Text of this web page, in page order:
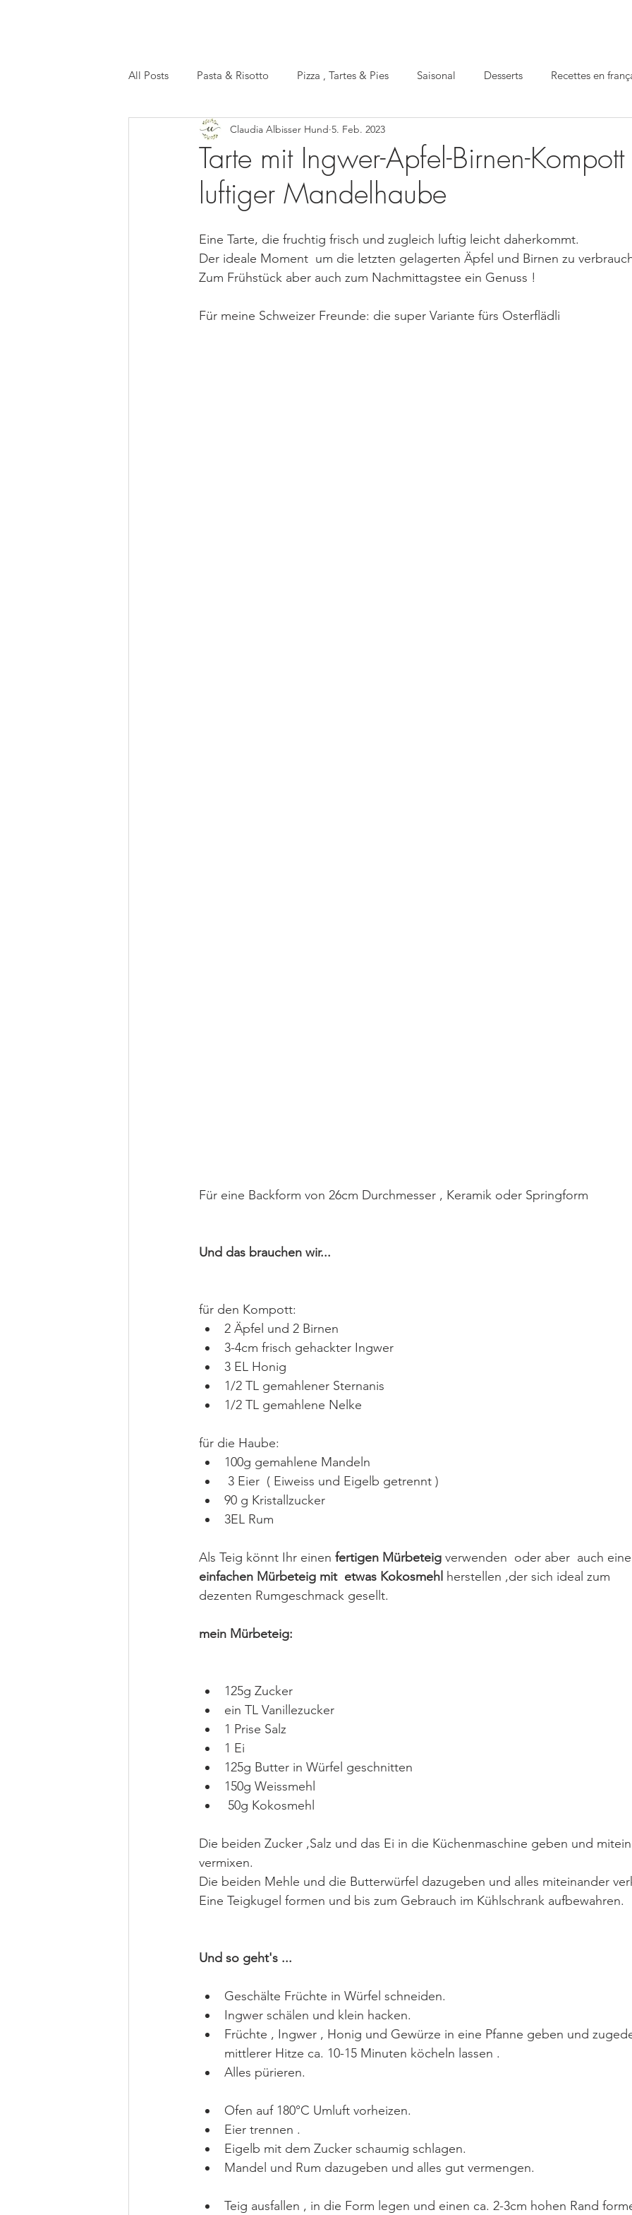
All Posts Pasta & Risotto Pizza , Tartes & Pies Saisonal Desserts Recettes en
Meal Prep Facts Apéro
Tarte mit Ingwer-Apfel-Birnen-
luftiger Mandelhaube
Claudia Albisser Hund 5. Feb. 2023
Eine Tarte, die fruchtig frisch und zugleich luftig leicht
Der ideale Moment  um die letzten gelagerten Äpfel und Birnen zu
Zum Frühstück aber auch zum Nachmittagstee ein Genuss !
Für meine Schweizer Freunde: die super Variante fürs Osterflädli
Für eine Backform von 26cm Durchmesser , Keramik oder Springform
Und das brauchen wir...
für den Kompott:
2 Äpfel und 2 Birnen
3-4cm frisch gehackter Ingwer
3 EL Honig
1/2 TL gemahlener Sternanis
1/2 TL gemahlene Nelke
für die Haube:
100g gemahlene Mandeln
3 Eier  ( Eiweiss und Eigelb getrennt )
90 g Kristallzucker
3EL Rum
Als Teig könnt Ihr einen fertigen Mürbeteig verwenden  oder aber  auch
einfachen Mürbeteig mit  etwas Kokosmehl herstellen ,der sich ideal zum
dezenten Rumgeschmack gesellt.
mein Mürbeteig:
125g Zucker
ein TL Vanillezucker
1 Prise Salz
1 Ei
125g Butter in Würfel geschnitten
150g Weissmehl
50g Kokosmehl
Die beiden Zucker ,Salz und das Ei in die Küchenmaschine geben und
vermixen.
Die beiden Mehle und die Butterwürfel dazugeben und alles miteinander
Eine Teigkugel formen und bis zum Gebrauch im Kühlschrank aufbewahren.
Und so geht's ...
Geschälte Früchte in Würfel schneiden.
Ingwer schälen und klein hacken.
Früchte , Ingwer , Honig und Gewürze in eine Pfanne geben und
mittlerer Hitze ca. 10-15 Minuten köcheln lassen .
Alles pürieren.
Ofen auf 180°C Umluft vorheizen.
Eier trennen .
Eigelb mit dem Zucker schaumig schlagen.
Mandel und Rum dazugeben und alles gut vermengen.
Teig ausfallen , in die Form legen und einen ca. 2-3cm hohen Rand